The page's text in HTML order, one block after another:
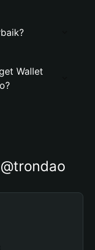
Wallet